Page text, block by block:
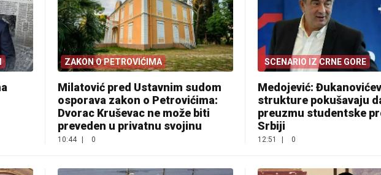
ZAKON O PETROVIĆIMA
Milatović pred Ustavnim sudom
osporava zakon o Petrovićima:
Dvorac Kruševac ne može biti
preveden u privatnu svojinu
10:44 | 0
SCENARIO IZ CRNE GORE
Medojević:
strukture pokušavaju
preuzmu studentske
Srbiji
12:51 | 0